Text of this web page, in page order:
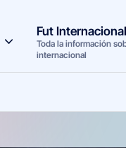
Fut Internacional
Toda la información
internacional